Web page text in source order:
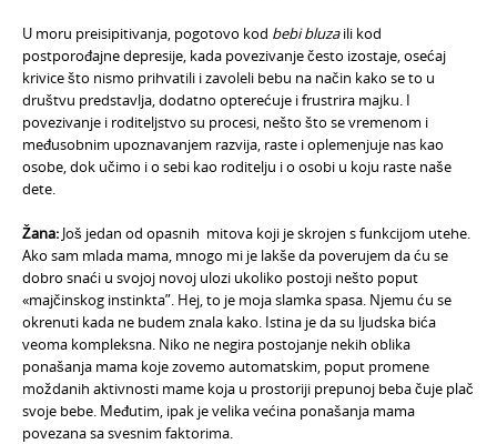
U moru preisipitivanja, pogotovo kod bebi bluzaili kod
postporođajne depresije, kada povezivanje često izostaje, osećaj
krivice što nismo prihvatili i zavoleli bebu na način kako se to u
društvu predstavlja, dodatno opterećuje i frustrira majku. I
povezivanje i roditeljstvo su procesi, nešto što se vremenom i
međusobnim upoznavanjem razvija, raste i oplemenjuje nas kao
osobe, dok učimo i o sebi kao roditelju i o osobi u koju raste naše
dete.
Žana: Još jedan od opasnih mitova koji je skrojen s funkcijom utehe.
Ako sam mlada mama, mnogo mi je lakše da poverujem da ću se
dobro snaći u svojoj novoj ulozi ukoliko postoji nešto poput
«majčinskog instinkta”. Hej, to je moja slamka spasa. Njemu ću se
okrenuti kada ne budem znala kako. Istina je da su ljudska bića
veoma kompleksna. Niko ne negira postojanje nekih oblika
ponašanja mama koje zovemo automatskim, poput promene
moždanih aktivnosti mame koja u prostoriji prepunoj beba čuje plač
svoje bebe. Međutim, ipak je velika većina ponašanja mama
povezana sa svesnim faktorima.